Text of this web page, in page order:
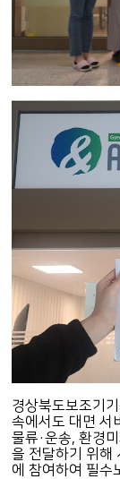
경상북도보조기
속에서도 대면 서
물류·운송, 환경
을 전달하기 위해
에 참여하여 필수